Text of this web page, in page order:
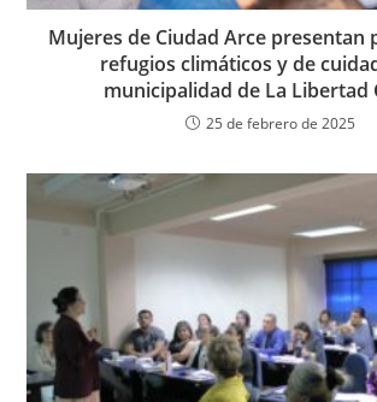
Mujeres de Ciudad Arce presentan
refugios climáticos y de
municipalidad de La Libertad
25 de febrero de 2025